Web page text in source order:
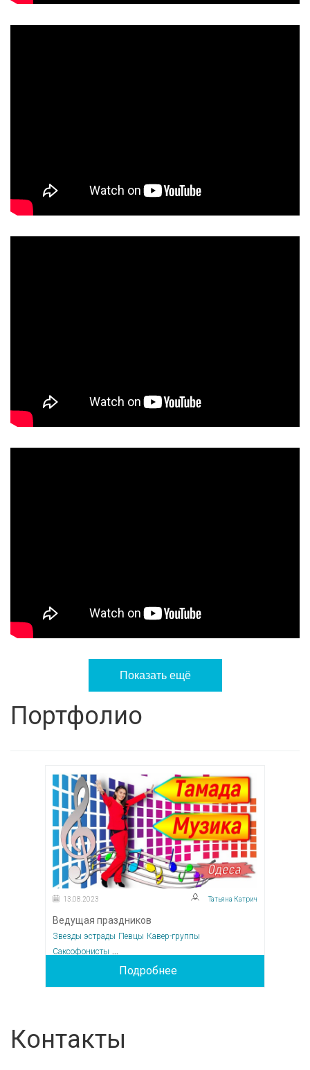
Показать ещё
Портфолио
13.08.2023 Татьяна Катрич
Ведущая праздников
Звезды эстрады Певцы Кавер-группы
Саксофонисты ...
Подробнее
Контакты